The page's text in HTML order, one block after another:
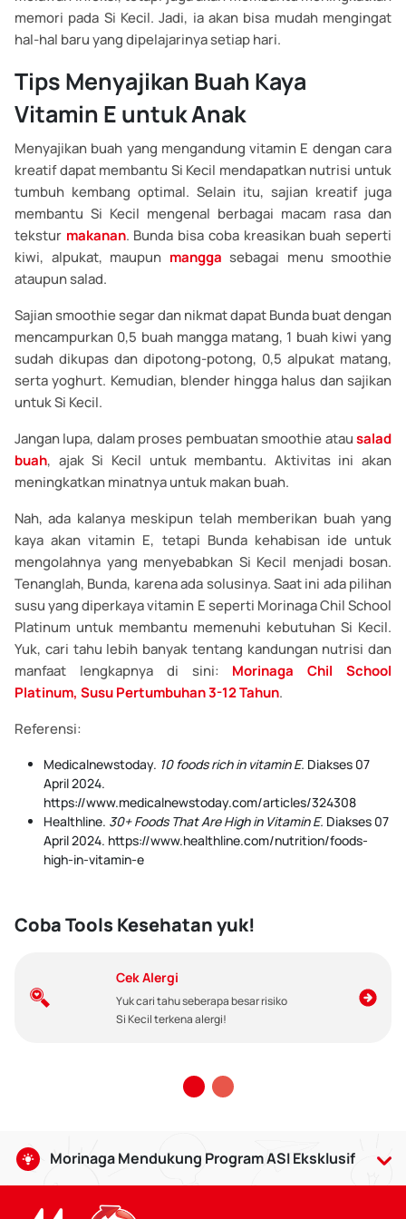
memori pada Si Kecil. Jadi, ia akan bisa mudah mengingat
hal-hal baru yang dipelajarinya setiap hari.
Tips Menyajikan Buah Kaya
Vitamin E untuk Anak
Menyajikan buah yang mengandung vitamin E dengan cara
kreatif dapat membantu Si Kecil mendapatkan nutrisi untuk
tumbuh kembang optimal. Selain itu, sajian kreatif juga
membantu Si Kecil mengenal berbagai macam rasa dan
tekstur makanan. Bunda bisa coba kreasikan buah seperti
kiwi, alpukat, maupun mangga sebagai menu smoothie
ataupun salad.
Sajian smoothie segar dan nikmat dapat Bunda buat dengan
mencampurkan 0,5 buah mangga matang, 1 buah kiwi yang
sudah dikupas dan dipotong-potong, 0,5 alpukat matang,
serta yoghurt. Kemudian, blender hingga halus dan sajikan
untuk Si Kecil.
Jangan lupa, dalam proses pembuatan smoothie atausalad
buah, ajak Si Kecil untuk membantu. Aktivitas ini akan
meningkatkan minatnya untuk makan buah.
Nah, ada kalanya meskipun telah memberikan buah yang
kaya akan vitamin E, tetapi Bunda kehabisan ide untuk
mengolahnya yang menyebabkan Si Kecil menjadi bosan.
Tenanglah, Bunda, karena ada solusinya. Saat ini ada pilihan
susu yang diperkaya vitamin E seperti Morinaga Chil School
Platinum untuk membantu memenuhi kebutuhan Si Kecil.
Yuk, cari tahu lebih banyak tentang kandungan nutrisi dan
manfaat lengkapnya di sini: Morinaga Chil School
Platinum, Susu Pertumbuhan 3-12 Tahun.
Referensi:
Medicalnewstoday. 10 foods rich in vitamin E. Diakses 07
April 2024.
https://www.medicalnewstoday.com/articles/324308
Healthline. 30+ Foods That Are High in Vitamin E. Diakses 07
April 2024. https://www.healthline.com/nutrition/foods-
high-in-vitamin-e
Coba Tools Kesehatan yuk!
Cek Alergi
Yuk cari tahu seberapa besar risiko
Si Kecil terkena alergi!
Morinaga Mendukung Program ASI Eksklusif
dilanjutkan hingga usia 2 tahun dengan makanan